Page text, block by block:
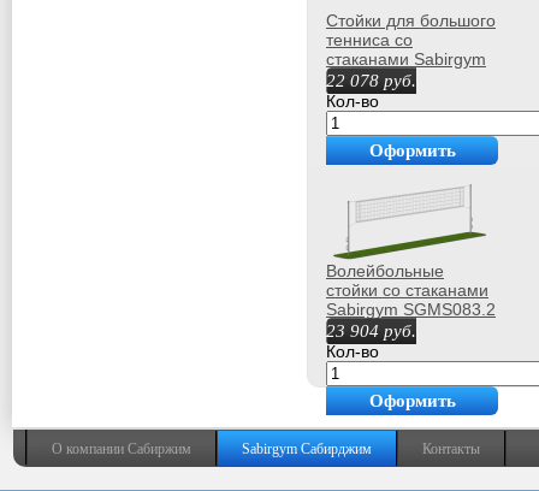
Стойки для большого
тенниса со
стаканами Sabirgym
SGMS083.3 с сеткой
армспорт
22 078 руб.
Кол-во
Оформить
Волейбольные
стойки со стаканами
Sabirgym SGMS083.2
black step
23 904 руб.
Кол-во
Оформить
покупку
О компании Сабиржим Sabirgym Сабирджим Контакты